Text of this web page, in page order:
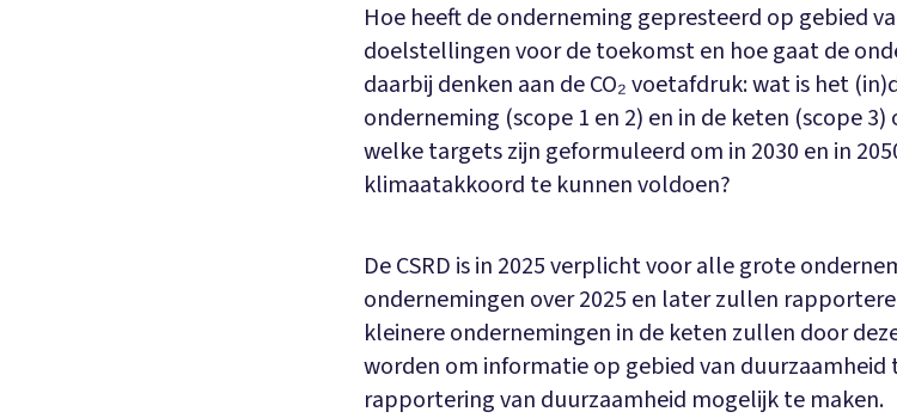
Hoe heeft de onderneming gepresteerd op gebied
doelstellingen voor de toekomst en hoe gaat de
daarbij denken aan de CO₂ voetafdruk: wat is het
onderneming (scope 1 en 2) en in de keten (scope
welke targets zijn geformuleerd om in 2030 en in
klimaatakkoord te kunnen voldoen?
De CSRD is in 2025 verplicht voor alle grote
ondernemingen over 2025 en later zullen
kleinere ondernemingen in de keten zullen door
worden om informatie op gebied van duurzaamheid
rapportering van duurzaamheid mogelijk te maken.